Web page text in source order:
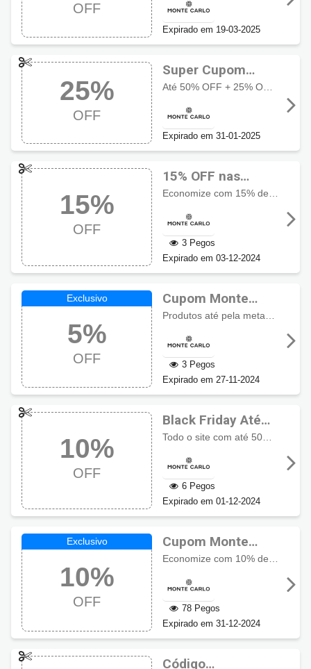
OFF
Expirado em 19-03-2025
25%
OFF
Super Cupom
Monte Carlo: até
50% OFF + 25%
OFF extra no
cupom
Expirado em 31-01-2025
15%
OFF
15% OFF nas
ofertas Monte
Calo de Black
Friday
Economize com 15% de desconto nas ofertas de Black Friday
3 Pegos
Expirado em 03-12-2024
5%
OFF
Cupom Monte
Carlo com 5% OFF,
Cupomzeiros
3 Pegos
Expirado em 27-11-2024
10%
OFF
Black Friday Até
50% + 10% OFF
com cupom Monte
Carlo
6 Pegos
Expirado em 01-12-2024
10%
OFF
Cupom Monte
Carlo com 10% de
desconto
Economize com 10% de desconto em todo o site. Cupom não cumulativo com outras promoções ou descontos. Exclusivo aqui com Cupomzeiros!
78 Pegos
Expirado em 31-12-2024
Código